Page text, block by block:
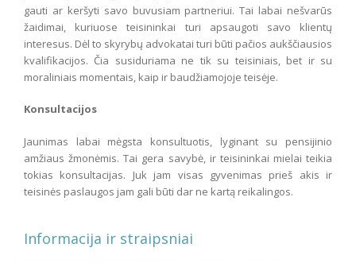
gauti ar keršyti savo buvusiam partneriui. Tai labai nešvarūs
žaidimai, kuriuose teisininkai turi apsaugoti savo klientų
interesus. Dėl to skyrybų advokatai turi būti pačios aukščiausios
kvalifikacijos. Čia susiduriama ne tik su teisiniais, bet ir su
moraliniais momentais, kaip ir baudžiamojoje teisėje.
Konsultacijos
Jaunimas labai mėgsta konsultuotis, lyginant su pensijinio
amžiaus žmonėmis. Tai gera savybė, ir teisininkai mielai teikia
tokias konsultacijas. Juk jam visas gyvenimas prieš akis ir
teisinės paslaugos jam gali būti dar ne kartą reikalingos.
Informacija ir straipsniai